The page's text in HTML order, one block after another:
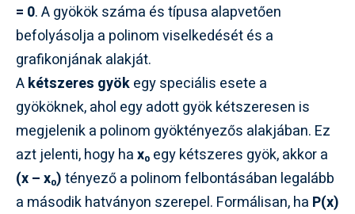
= 0. A gyökök száma és típusa alapvetően
befolyásolja a polinom viselkedését és a
grafikonjának alakját.
Akétszeres gyökegy speciális esete a
gyököknek, ahol egy adott gyök kétszeresen is
megjelenik a polinom gyöktényezős alakjában. Ez
azt jelenti, hogy hax₀egy kétszeres gyök, akkor a
(x – x₀)tényező a polinom felbontásában legalább
a második hatványon szerepel. Formálisan, ha P(x)